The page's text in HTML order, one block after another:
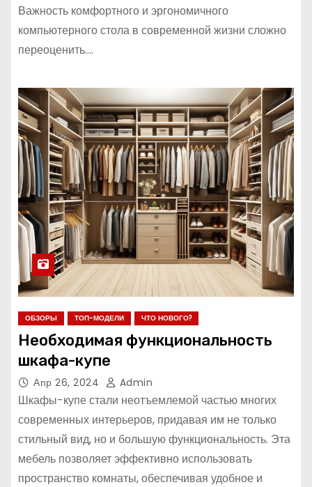
Важность комфортного и эргономичного
компьютерного стола в современной жизни сложно
переоценить.…
ОБЗОРЫ ТОП-МОДЕЛИ ЧТО НОВОГО?
Необходимая функциональность
шкафа-купе
Апр 26, 2024 Admin
Шкафы-купе стали неотъемлемой частью многих
современных интерьеров, придавая им не только
стильный вид, но и большую функциональность. Эта
мебель позволяет эффективно использовать
пространство комнаты, обеспечивая удобное и